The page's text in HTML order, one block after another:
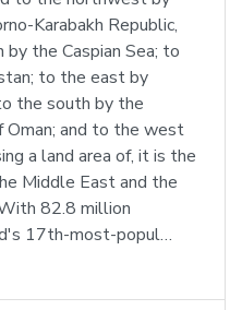
Karabakh Republic,
the Caspian Sea; to
to the east by
the south by the
Oman; and to the west
a land area of, it is the
Middle East and the
82.8 million
17th-most-popul…